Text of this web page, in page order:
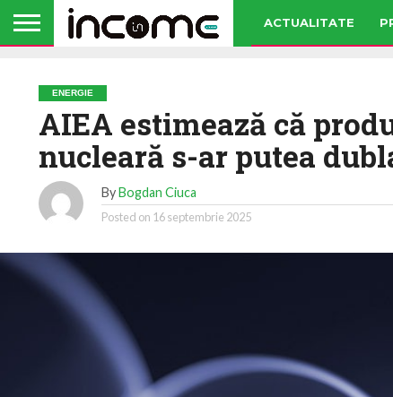
ACTUALITATE
ENERGIE
AIEA estimează că
nucleară s-ar putea
ByBogdan Ciuca
Posted on 16 septembrie 2025